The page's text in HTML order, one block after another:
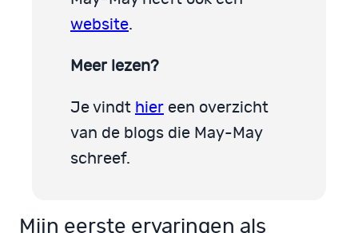
website.
Meer lezen?
Je vindt hier een overzicht
van de blogs die May-May
schreef.
Mijn eerste ervaringen als